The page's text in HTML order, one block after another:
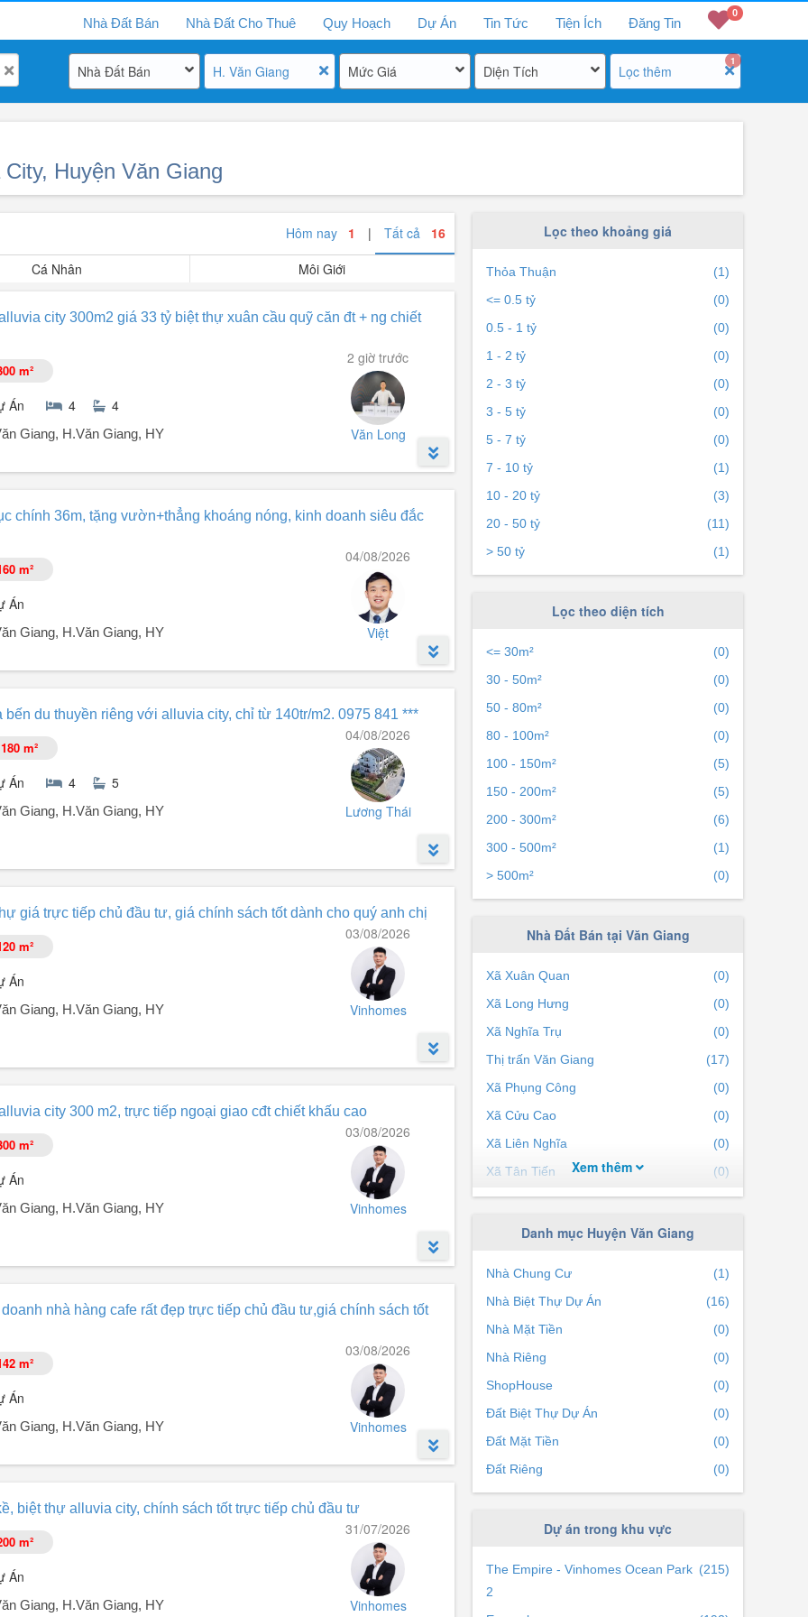
Nhà Đất Bán Nhà Đất Cho Thuê Quy Hoạch Dự Án Tin Tức Tiện Ích Đăng Tin
0
Nhà Đất Bán H. Văn Giang Mức Giá Diện Tích
1
Lọc thêm
Huyện Văn Giang
Hôm nay 1 | Tất cả 16
Cá Nhân Môi Giới
city 300m2 giá 33 tỷ biệt thự xuân cầu quỹ căn đt + ng chiết
2 giờ trước
Văn Long
m²
Án 4 4
Giang, H.Văn Giang, HY
này em nằm ngay bên bờ sông Hồng thơ mộng... Được mong đợi như một
cầu đường. Rất lớn. Là nơi quy tụ của các chủ đầu tư lớn (Vinhomes,
chính 36m, tặng vườn+thẳng khoáng nóng, kinh doanh siêu đắc
04/08/2026
Việt
m²
Án
Giang, H.Văn Giang, HY
City một căn siêu đẹp.
10,5 tỷ ban đầu, ân hạn gốc và lãi suất.
du thuyền riêng với alluvia city, chỉ từ 140tr/m2. 0975 841 ***
04/08/2026
Lương Thái
180 m²
Án 4 5
Giang, H.Văn Giang, HY
Hồng.
Hà Nội!
kề & Biệt thự đảo, view hồ, vị trí siêu đẹp.
giá trực tiếp chủ đầu tư, giá chính sách tốt dành cho quý anh chị
03/08/2026
Vinhomes
m²
Án
Giang, H.Văn Giang, HY
Cầu Văn Giang, Hưng Yên.
có vị trí tự nhiên nằm ngoài đê sông Hồng, tận hưởng cảnh quan thiên
dự án sẽ từng bước triển khai khá thận trọng, và tính toán nhiều bài toán
city 300 m2, trực tiếp ngoại giao cđt chiết khấu cao
03/08/2026
Vinhomes
m²
Án
Giang, H.Văn Giang, HY
Hưng Yên. Theo giá bán niêm yết Chủ Đầu Tư, chính sách quà tặng,
có lỗ chờ thang máy, thang bộ, bên ngoài phủ đá theo công nghệ
nhà hàng cafe rất đẹp trực tiếp chủ đầu tư,giá chính sách tốt
03/08/2026
Vinhomes
m²
Án
Giang, H.Văn Giang, HY
Cầu Văn Giang, Hưng Yên.
có vị trí tự nhiên nằm ngoài đê sông Hồng, tận hưởng cảnh quan thiên
dự án sẽ từng bước triển khai khá thận trọng, và tính toán nhiều bài toán
biệt thự alluvia city, chính sách tốt trực tiếp chủ đầu tư
31/07/2026
Vinhomes
m²
Án
Giang, H.Văn Giang, HY
Lọc theo khoảng giá
Thỏa Thuận
(1)
<= 0.5 tỷ
(0)
0.5 - 1 tỷ
(0)
1 - 2 tỷ
(0)
2 - 3 tỷ
(0)
3 - 5 tỷ
(0)
5 - 7 tỷ
(0)
7 - 10 tỷ
(1)
10 - 20 tỷ
(3)
20 - 50 tỷ
(11)
> 50 tỷ
(1)
Lọc theo diện tích
<= 30m²
(0)
30 - 50m²
(0)
50 - 80m²
(0)
80 - 100m²
(0)
100 - 150m²
(5)
150 - 200m²
(5)
200 - 300m²
(6)
300 - 500m²
(1)
> 500m²
(0)
Nhà Đất Bán tại Văn Giang
Xã Xuân Quan
(0)
Xã Long Hưng
(0)
Xã Nghĩa Trụ
(0)
Thị trấn Văn Giang
(17)
Xã Phụng Công
(0)
Xã Cửu Cao
(0)
Xã Liên Nghĩa
(0)
Xã Tân Tiến
(0)
Xã Mễ Sở
(0)
Xã Vĩnh Khúc
Xem thêm
Danh mục Huyện Văn Giang
Nhà Chung Cư
(1)
Nhà Biệt Thự Dự Án
(16)
Nhà Mặt Tiền
(0)
Nhà Riêng
(0)
ShopHouse
(0)
Đất Biệt Thự Dự Án
(0)
Đất Mặt Tiền
(0)
Đất Riêng
(0)
Dự án trong khu vực
The Empire - Vinhomes Ocean Park
2
(215)